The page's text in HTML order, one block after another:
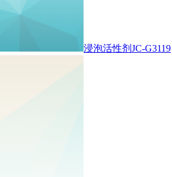
浸泡活性剂JC-G3119